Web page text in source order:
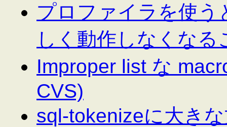
プロファイラを使う
しく動作しなくな
Improper list な
CVS)
sql-tokenizeに大き